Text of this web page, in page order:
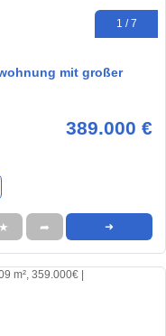
1 / 7
mit großer
389.000 €
★ ➦ ➜